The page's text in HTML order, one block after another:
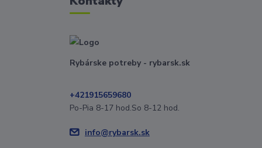
Rybárske potreby - rybarsk.sk
+421915659680
Po-Pia 8-17 hod.So 8-12 hod.
info@rybarsk.sk